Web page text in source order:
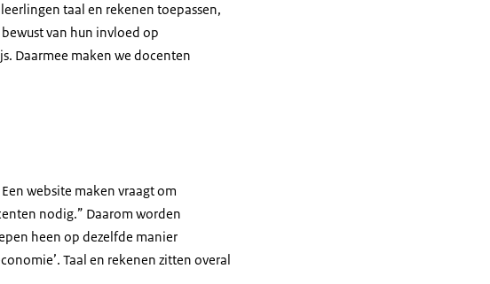
taal en rekenen toepassen,
van hun invloed op
Daarmee maken we docenten
website maken vraagt om
nodig.” Daarom worden
heen op dezelfde manier
Taal en rekenen zitten overal